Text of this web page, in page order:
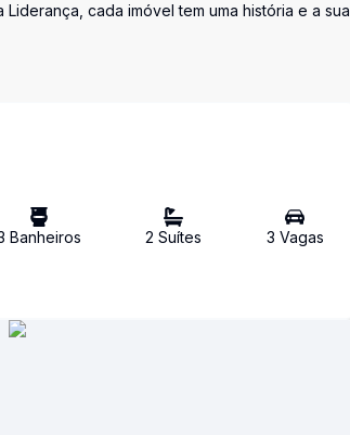
cada imóvel tem uma história e a sua
Banheiros 2 Suítes 3 Vagas